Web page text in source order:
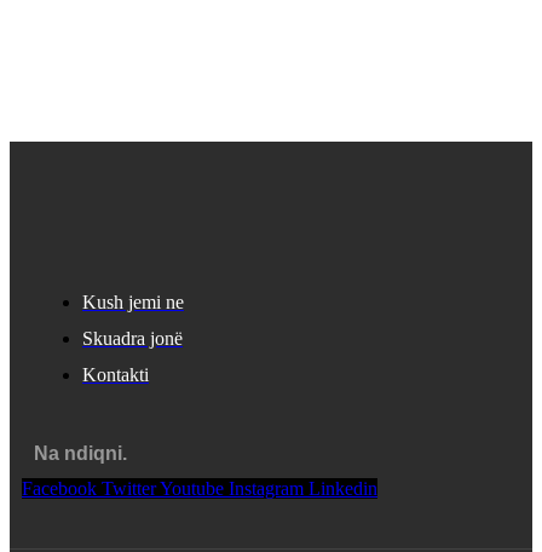
Kush jemi ne
Skuadra jonë
Kontakti
Na ndiqni.
Facebook TwitterYoutube Instagram Linkedin